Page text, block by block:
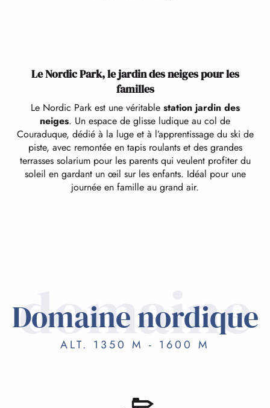
Le Nordic Park, le jardin des neiges pour les
familles
Le Nordic Park est une véritable station jardin des
neiges. Un espace de glisse ludique au col de
Couraduque, dédié à la luge et à l’apprentissage du ski de
piste, avec remontée en tapis roulants et des grandes
terrasses solarium pour les parents qui veulent profiter du
soleil en gardant un œil sur les enfants. Idéal pour une
journée en famille au grand air.
domaine
Domaine nordique
ALT. 1350 M - 1600 M